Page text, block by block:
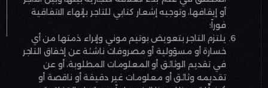
أو إيقافها، وتوجيه إشعار كتابي للتاجر بإنهاء الاتفاقية
فوراً؛
يلتزم التاجر بتعويض بوتيم موني وإبراء ذمتها من أي
خسارة أو مسؤولية أو مصروفات ناشئة عن إخفاق التاجر
في تقديم الوثائق أو المعلومات المطلوبة، أو عن
تقديمه وثائق أو معلومات غير دقيقة أو ناقصة أو